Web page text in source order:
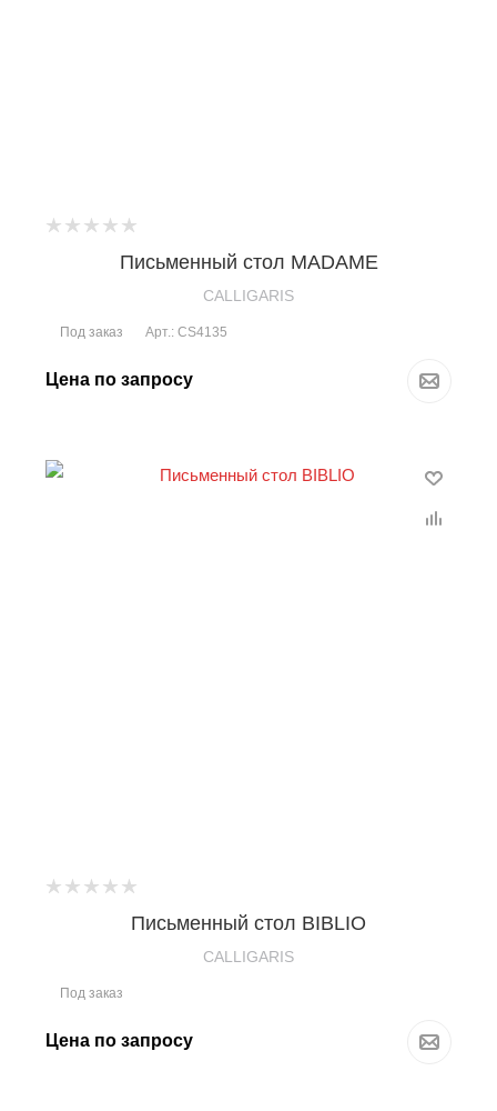
Письменный стол MADAME
CALLIGARIS
Под заказ Арт.: CS4135
Цена по запросу
Письменный стол BIBLIO
CALLIGARIS
Под заказ
Цена по запросу